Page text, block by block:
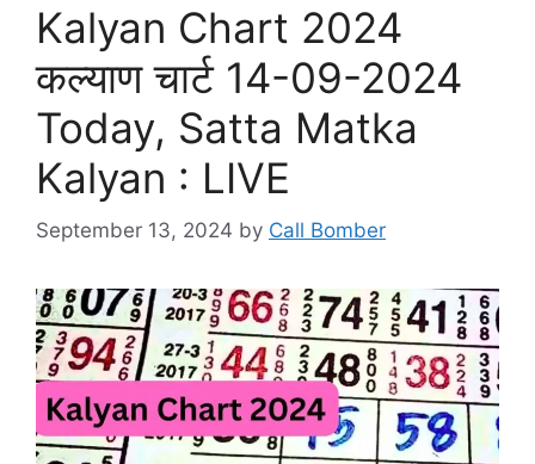
Kalyan Chart 2024
कल्याण चार्ट 14-09-2024
Today, Satta Matka
Kalyan : LIVE
September 13, 2024 by Call Bomber